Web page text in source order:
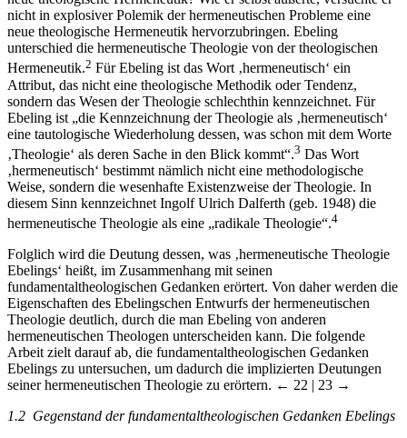
nicht in explosiver Polemik der hermeneutischen Probleme eine
neue theologische Hermeneutik hervorzubringen. Ebeling
unterschied die hermeneutische Theologie von der theologischen
Hermeneutik.2 Für Ebeling ist das Wort ‚hermeneutisch‘ ein
Attribut, das nicht eine theologische Methodik oder Tendenz,
sondern das Wesen der Theologie schlechthin kennzeichnet. Für
Ebeling ist „die Kennzeichnung der Theologie als ‚hermeneutisch‘
eine tautologische Wiederholung dessen, was schon mit dem Worte
‚Theologie‘ als deren Sache in den Blick kommt“.3 Das Wort
‚hermeneutisch‘ bestimmt nämlich nicht eine methodologische
Weise, sondern die wesenhafte Existenzweise der Theologie. In
diesem Sinn kennzeichnet Ingolf Ulrich Dalferth (geb. 1948) die
hermeneutische Theologie als eine „radikale Theologie“.4
Folglich wird die Deutung dessen, was ‚hermeneutische Theologie
Ebelings‘ heißt, im Zusammenhang mit seinen
fundamentaltheologischen Gedanken erörtert. Von daher werden die
Eigenschaften des Ebelingschen Entwurfs der hermeneutischen
Theologie deutlich, durch die man Ebeling von anderen
hermeneutischen Theologen unterscheiden kann. Die folgende
Arbeit zielt darauf ab, die fundamentaltheologischen Gedanken
Ebelings zu untersuchen, um dadurch die implizierten Deutungen
seiner hermeneutischen Theologie zu erörtern. ← 22 | 23 →
1.2 Gegenstand der fundamentaltheologischen Gedanken Ebelings